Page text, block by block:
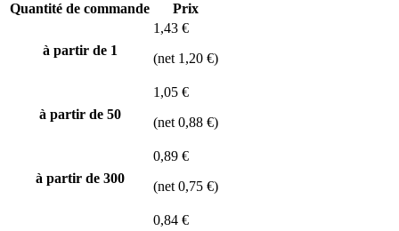
Quantité de commande Prix
à partir de 1
1,43 €
(net 1,20 €)
à partir de 50
1,05 €
(net 0,88 €)
à partir de 300
0,89 €
(net 0,75 €)
0,84 €